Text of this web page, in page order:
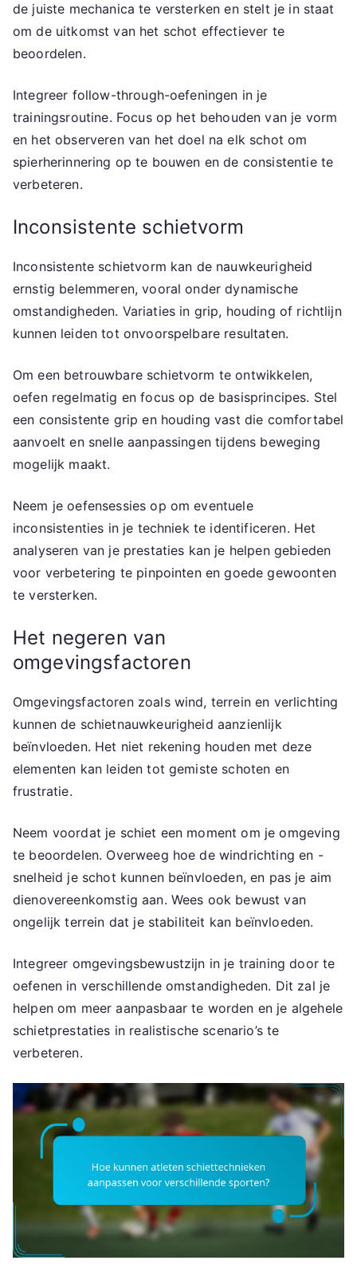
de juiste mechanica te versterken en stelt je in staat
om de uitkomst van het schot effectiever te
beoordelen.
Integreer follow-through-oefeningen in je
trainingsroutine. Focus op het behouden van je vorm
en het observeren van het doel na elk schot om
spierherinnering op te bouwen en de consistentie te
verbeteren.
Inconsistente schietvorm
Inconsistente schietvorm kan de nauwkeurigheid
ernstig belemmeren, vooral onder dynamische
omstandigheden. Variaties in grip, houding of richtlijn
kunnen leiden tot onvoorspelbare resultaten.
Om een betrouwbare schietvorm te ontwikkelen,
oefen regelmatig en focus op de basisprincipes. Stel
een consistente grip en houding vast die comfortabel
aanvoelt en snelle aanpassingen tijdens beweging
mogelijk maakt.
Neem je oefensessies op om eventuele
inconsistenties in je techniek te identificeren. Het
analyseren van je prestaties kan je helpen gebieden
voor verbetering te pinpointen en goede gewoonten
te versterken.
Het negeren van
omgevingsfactoren
Omgevingsfactoren zoals wind, terrein en verlichting
kunnen de schietnauwkeurigheid aanzienlijk
beïnvloeden. Het niet rekening houden met deze
elementen kan leiden tot gemiste schoten en
frustratie.
Neem voordat je schiet een moment om je omgeving
te beoordelen. Overweeg hoe de windrichting en -
snelheid je schot kunnen beïnvloeden, en pas je aim
dienovereenkomstig aan. Wees ook bewust van
ongelijk terrein dat je stabiliteit kan beïnvloeden.
Integreer omgevingsbewustzijn in je training door te
oefenen in verschillende omstandigheden. Dit zal je
helpen om meer aanpasbaar te worden en je algehele
schietprestaties in realistische scenario’s te
verbeteren.